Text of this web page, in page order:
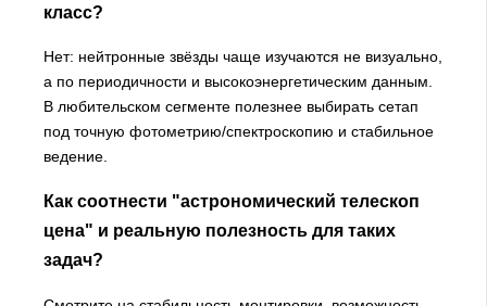
класс?
Нет: нейтронные звёзды чаще изучаются не визуально,
а по периодичности и высокоэнергетическим данным.
В любительском сегменте полезнее выбирать сетап
под точную фотометрию/спектроскопию и стабильное
ведение.
Как соотнести "астрономический телескоп
цена" и реальную полезность для таких
задач?